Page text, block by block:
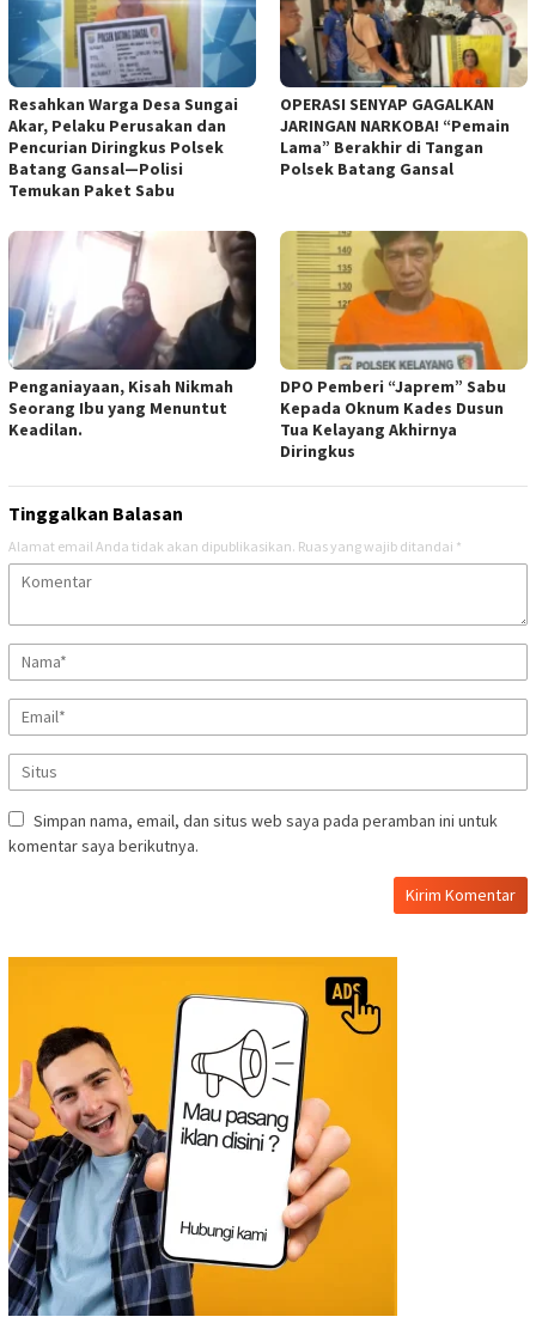
Resahkan Warga Desa Sungai
Akar, Pelaku Perusakan dan
Pencurian Diringkus Polsek
Batang Gansal—Polisi
Temukan Paket Sabu
OPERASI SENYAP GAGALKAN
JARINGAN NARKOBA! “Pemain
Lama” Berakhir di Tangan
Polsek Batang Gansal
Penganiayaan, Kisah Nikmah
Seorang Ibu yang Menuntut
Keadilan.
DPO Pemberi “Japrem” Sabu
Kepada Oknum Kades Dusun
Tua Kelayang Akhirnya
Diringkus
Tinggalkan Balasan
Alamat email Anda tidak akan dipublikasikan. Ruas yang wajib ditandai *
Simpan nama, email, dan situs web saya pada peramban ini untuk
komentar saya berikutnya.